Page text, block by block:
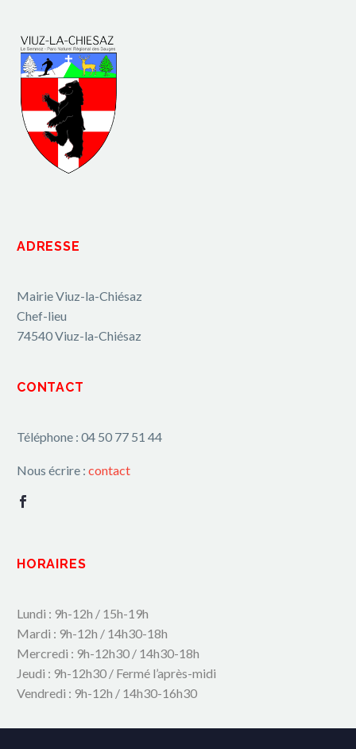
ADRESSE
Mairie Viuz-la-Chiésaz
Chef-lieu
74540 Viuz-la-Chiésaz
CONTACT
Téléphone : 04 50 77 51 44
Nous écrire : contact
HORAIRES
Lundi : 9h-12h / 15h-19h
Mardi : 9h-12h / 14h30-18h
Mercredi : 9h-12h30 / 14h30-18h
Jeudi : 9h-12h30 / Fermé l’après-midi
Vendredi : 9h-12h / 14h30-16h30